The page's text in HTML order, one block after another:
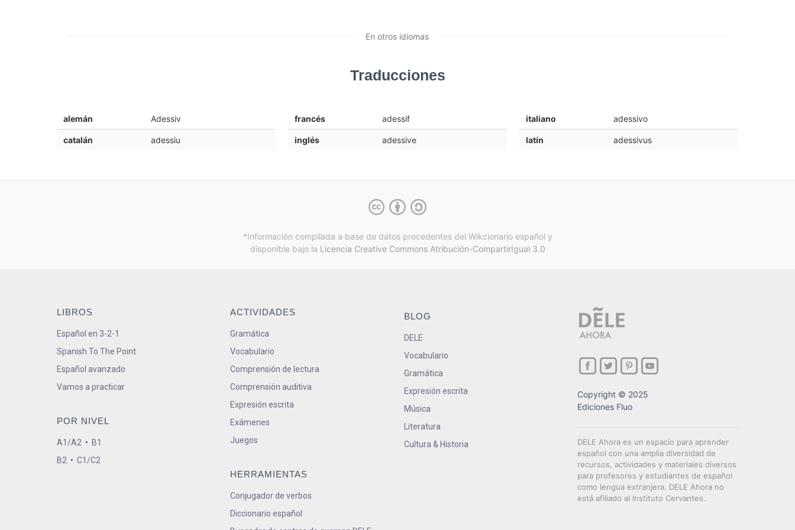
En otros idiomas
Traducciones
alemán Adessiv
catalán adessiu
francés adessif
inglés adessive
italiano adessivo
latín adessivus
*Información compilada a base de datos procedentes del Wikcionario español y
disponible bajo la Licencia Creative Commons Atribución-CompartirIgual 3.0
LIBROS
Español en 3-2-1
Spanish To The Point
Español avanzado
Vamos a practicar
POR NIVEL
A1/A2 • B1
B2 • C1/C2
ACTIVIDADES
Gramática
Vocabulario
Comprensión de lectura
Comprensión auditiva
Expresión escrita
Exámenes
Juegos
HERRAMIENTAS
Conjugador de verbos
Diccionario español
BLOG
DELE
Vocabulario
Gramática
Expresión escrita
Música
Literatura
Cultura & Historia
Copyright © 2025
Ediciones Fluo
DELE Ahora es un espacio para aprender
español con una amplia diversidad de
recursos, actividades y materiales diversos
para profesores y estudiantes de español
como lengua extranjera. DELE Ahora no
está afiliado al Instituto Cervantes.